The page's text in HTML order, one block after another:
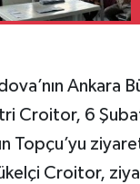
Ankara
Croitor, 6
Topçu’yu
Croitor,